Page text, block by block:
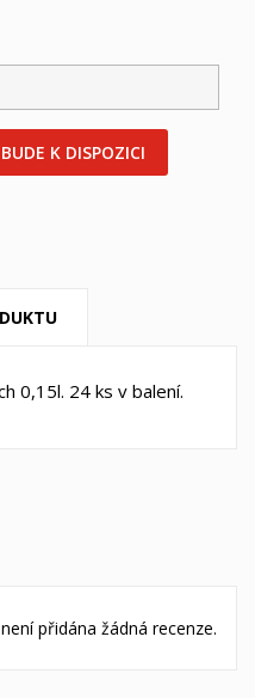
K DISPOZICI
0,15l. 24 ks v balení.
přidána žádná recenze.
add_circle_outlineVytvořit nový seznam
((createText))